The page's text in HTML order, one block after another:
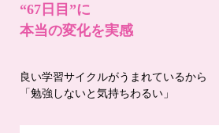
“67日目”に
本当の変化を実感
良い学習サイクルがうまれているから
「勉強しないと気持ちわるい」